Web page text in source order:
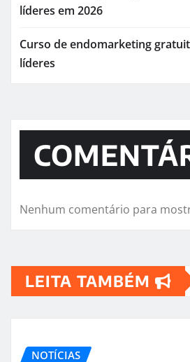
líderes em 2026
Curso de endomarketing
líderes
Nenhum comentário para
LEITA TAMBÉM
NOTÍCIAS